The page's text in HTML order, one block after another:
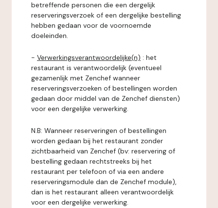
betreffende personen die een dergelijk
reserveringsverzoek of een dergelijke bestelling
hebben gedaan voor de voornoemde
doeleinden.
- Verwerkingsverantwoordelijke(n) : het
restaurant is verantwoordelijk (eventueel
gezamenlijk met Zenchef wanneer
reserveringsverzoeken of bestellingen worden
gedaan door middel van de Zenchef diensten)
voor een dergelijke verwerking.
N.B: Wanneer reserveringen of bestellingen
worden gedaan bij het restaurant zonder
zichtbaarheid van Zenchef (bv: reservering of
bestelling gedaan rechtstreeks bij het
restaurant per telefoon of via een andere
reserveringsmodule dan de Zenchef module),
dan is het restaurant alleen verantwoordelijk
voor een dergelijke verwerking.